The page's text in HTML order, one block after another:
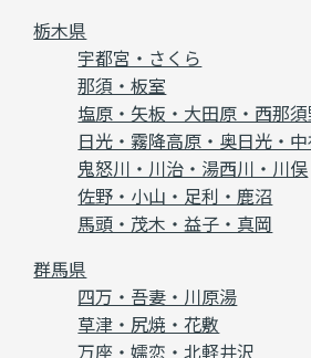
栃木県
宇都宮・さくら
那須・板室
塩原・矢板・大田原・西那
日光・霧降高原・奥日光・
鬼怒川・川治・湯西川・川俣
佐野・小山・足利・鹿沼
馬頭・茂木・益子・真岡
群馬県
四万・吾妻・川原湯
草津・尻焼・花敷
万座・嬬恋・北軽井沢